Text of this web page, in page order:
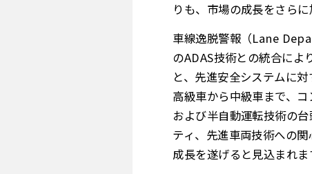
りも、市場の成長をさらに
車線逸脱警報（Lane
のADAS技術との統合によ
と、先進安全システムに
高級車から中級車まで、
および半自動運転技術の
ティ、先進車両技術への
成長を遂げると見込まれま